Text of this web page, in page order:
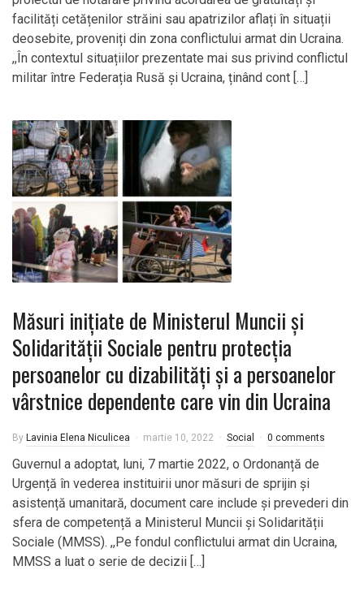
facilități cetățenilor străini sau apatrizilor aflați în situații
deosebite, proveniți din zona conflictului armat din Ucraina.
,,În contextul situațiilor prezentate mai sus privind conflictul
militar între Federația Rusă și Ucraina, ținând cont […]
Măsuri inițiate de Ministerul Muncii și
Solidarității Sociale pentru protecția
persoanelor cu dizabilități și a persoanelor
vârstnice dependente care vin din Ucraina
By Lavinia Elena Niculicea martie 10, 2022 Social 0 comments
Guvernul a adoptat, luni, 7 martie 2022, o Ordonanță de
Urgență în vederea instituirii unor măsuri de sprijin și
asistență umanitară, document care include și prevederi din
sfera de competență a Ministerul Muncii și Solidarității
Sociale (MMSS). ,,Pe fondul conflictului armat din Ucraina,
MMSS a luat o serie de decizii […]